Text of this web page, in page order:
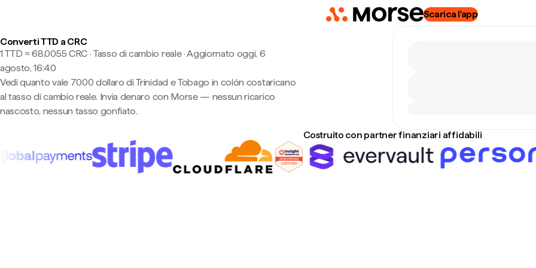
Scarica l'app
Converti TTD a CRC
1 TTD ≈ 68,0055 CRC · Tasso di cambio reale·Aggiornato oggi, 6
agosto, 16:40
Vedi quanto vale 7000 dollaro di Trinidad e Tobago in colón costaricano
al tasso di cambio reale. Invia denaro con Morse — nessun ricarico
nascosto, nessun tasso gonfiato.
Costruito con partner finanziari affidabili